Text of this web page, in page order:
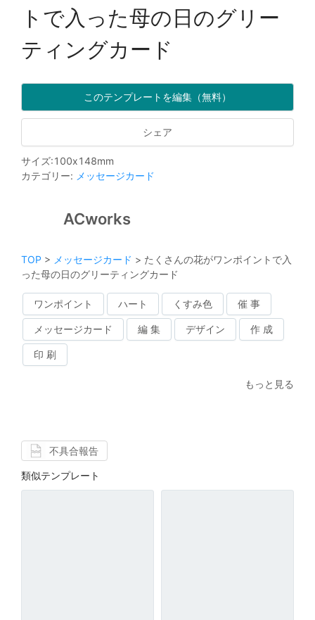
トで入った母の日のグリー
ティングカード
このテンプレートを編集（無料）
シェア
サイズ:100x148mm
カテゴリー: メッセージカード
ACworks
TOP > メッセージカード > たくさんの花がワンポイントで入
った母の日のグリーティングカード
ワンポイント ハート くすみ色 催 事
メッセージカード 編 集 デザイン 作 成
印 刷
もっと見る
不具合報告
類似テンプレート